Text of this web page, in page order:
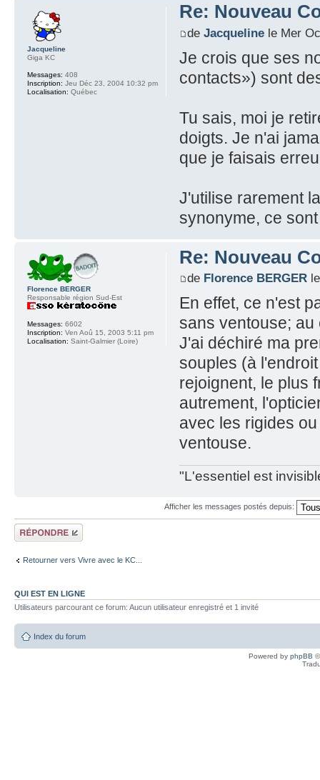
Re: Nouveau
de Jacquelinele Mer
Je crois que ses
contacts») sont
Tu sais, moi je
doigts. Je n'ai
que je faisais
J'utilise rarement
synonyme, ce
Jacqueline
Giga KC
Messages: 408
Inscription: Jeu Déc 23, 2004 10:32 pm
Localisation: Québec
Re: Nouveau
de Florence BERGERle
En effet, ce n'est
sans ventouse; au
J'ai déchiré ma
souples (à
rejoignent, le plus
autrement,
avec les rigides
ventouse.
"L'essentiel est
Florence BERGER
Responsable région Sud-Est
Messages: 6602
Inscription: Ven Aoû 15, 2003 5:11 pm
Localisation: Saint-Galmier (Loire)
Afficher les messages postés depuis:
Répondre
Retourner vers Vivre avec le KC...
QUI EST EN LIGNE
Utilisateurs parcourant ce forum: Aucun utilisateur enregistré et 1 invité
Index du forum
Powered by phpBB